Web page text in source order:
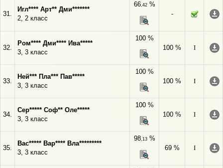
31.
Игл**** Арт** Дми*******
2, 2 класс
66,42%
-
32.
Ром**** Дми**** Ива*****
3, 3 класс
100 %
100 %
I
33.
Ней*** Пла*** Пав*****
3, 3 класс
100 %
100 %
I
34.
Сер***** Соф** Оле*****
3, 3 класс
100 %
100 %
I
35.
Вас***** Вар**** Вла*********
3, 3 класс
98,13%
69 %
I